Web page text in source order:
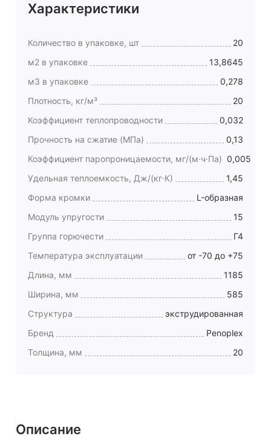
Характеристики
Количество в упаковке, шт
20
м2 в упаковке
13,8645
м3 в упаковке
0,278
Плотность, кг/м³
20
Коэффициент теплопроводности
0,032
Прочность на сжатие (МПа)
0,13
Коэффициент паропроницаемости, мг/(м·ч·Па) 0,005
Удельная теплоемкость, Дж/(кг·К)
1,45
Форма кромки
L-образная
Модуль упругости
15
Группа горючести
Г4
Температура эксплуатации
от -70 до +75
Длина, мм
1185
Ширина, мм
585
Структура
экструдированная
Бренд
Penoplex
Толщина, мм
20
Описание